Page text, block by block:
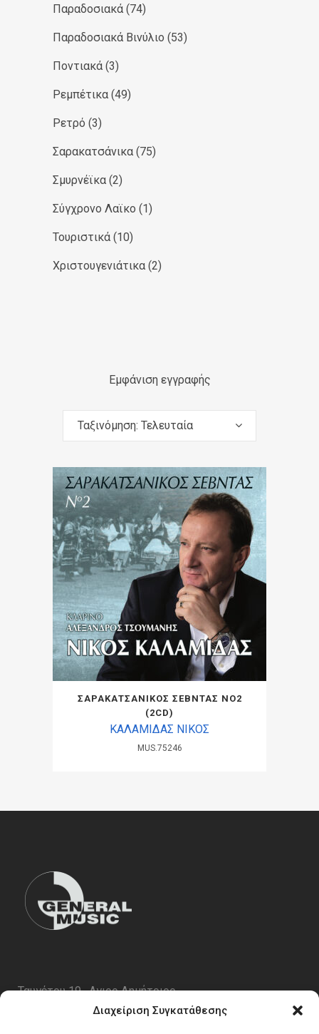
Διαχείριση Συγκατάθεσης
Παραδοσιακά (74)
Παραδοσιακά Βινύλιο (53)
Ποντιακά (3)
Ρεμπέτικα (49)
Ρετρό (3)
Σαρακατσάνικα (75)
Σμυρνέϊκα (2)
Σύγχρονο Λαϊκο (1)
Τουριστικά (10)
Χριστουγενιάτικα (2)
Εμφάνιση εγγραφής
Ταξινόμηση: Τελευταία
ΣΑΡΑΚΑΤΣΑΝΙΚΟΣ ΣΕΒΝΤΑΣ ΝΟ2
(2CD)
ΚΑΛΑΜΙΔΑΣ ΝΙΚΟΣ
MUS.75246
Ταυγέτου 19 , Αγιος Δημήτριος